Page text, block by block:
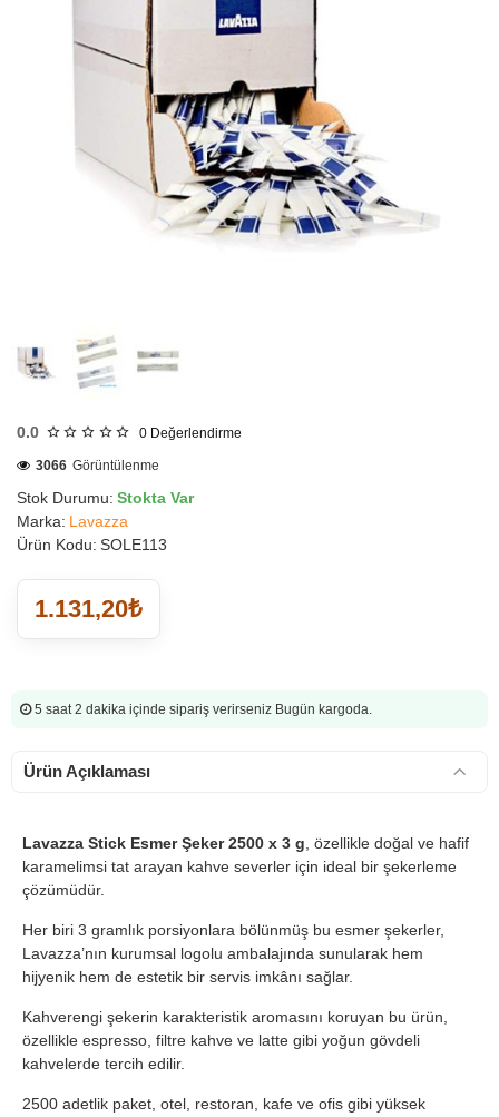
0.0 0 Değerlendirme
Stok Durumu: Stokta Var
Marka: Lavazza
Ürün Kodu: SOLE113
3066 Görüntülenme
1.131,20₺
5 saat 2 dakika içinde sipariş verirseniz Bugün kargoda.
Ürün Açıklaması
Lavazza Stick Esmer Şeker 2500 x 3 g , özellikle doğal ve hafif
karamelimsi tat arayan kahve severler için ideal bir şekerleme
çözümüdür.
Her biri 3 gramlık porsiyonlara bölünmüş bu esmer şekerler,
Lavazza’nın kurumsal logolu ambalajında sunularak hem
hijyenik hem de estetik bir servis imkânı sağlar.
Kahverengi şekerin karakteristik aromasını koruyan bu ürün,
özellikle espresso, filtre kahve ve latte gibi yoğun gövdeli
kahvelerde tercih edilir.
2500 adetlik paket, otel, restoran, kafe ve ofis gibi yüksek